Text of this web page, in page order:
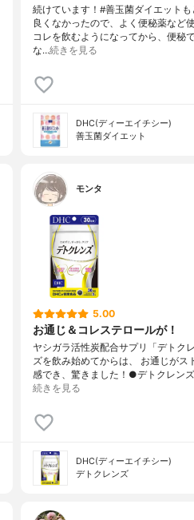
続けています！#善玉菌ダイエット
良くなかったので、よく便秘薬など
コレを飲むようになってから、便秘
な…続きを見る
DHC(ディーエイチシー)
善玉菌ダイエット
モンタ
5.00
お通じ＆コレステロールが！
ヤシガラ活性炭配合サプリ「デトク
ズを飲み始めてからは、 お通じがス
感でき、驚きました！●デトクレン
続きを見る
DHC(ディーエイチシー)
デトクレンズ